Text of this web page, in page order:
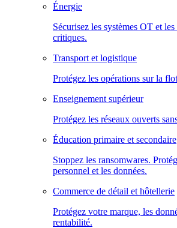
Énergie
Sécurisez les systèmes OT et
critiques.
Transport et logistique
Protégez les opérations sur la
Enseignement supérieur
Protégez les réseaux ouverts
Éducation primaire et secondaire
Stoppez les ransomwares.
personnel et les données.
Commerce de détail et hôtellerie
Protégez votre marque, les
rentabilité.